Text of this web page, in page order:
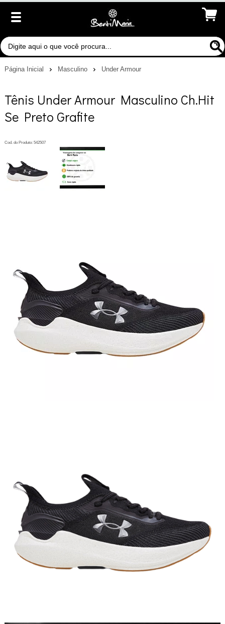
Página Inicial Masculino Under Armour
Tênis Under Armour Masculino Ch.Hit
Se Preto Grafite
Cod. do Produto: 542507